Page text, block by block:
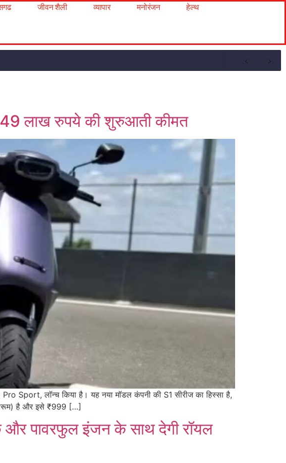
जीवन शैली व्यापार मनोरंजन
हेल्थ
लाख रुपये की शुरुआती कीमत
Sport, लॉन्च किया है। यह नया मॉडल कंपनी की S1 सीरीज का हिस्सा है,
है और इसे ₹999 […]
पावरफुल इंजन के साथ देगी रॉयल